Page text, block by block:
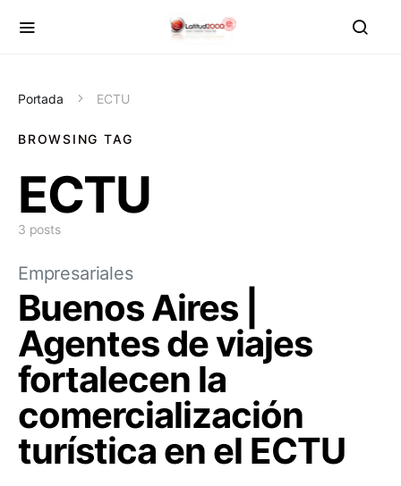
Portada ECTU
BROWSING TAG
ECTU
3 posts
Empresariales
Buenos Aires |
Agentes de viajes
fortalecen la
comercialización
turística en el ECTU